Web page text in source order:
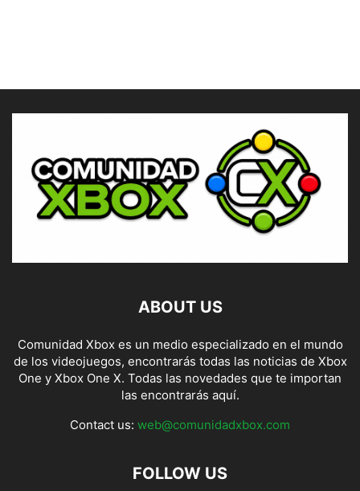
ABOUT US
Comunidad Xbox es un medio especializado en el mundo
de los videojuegos, encontrarás todas las noticias de Xbox
One y Xbox One X. Todas las novedades que te importan
las encontrarás aquí.
Contact us: web@comunidadxbox.com
FOLLOW US